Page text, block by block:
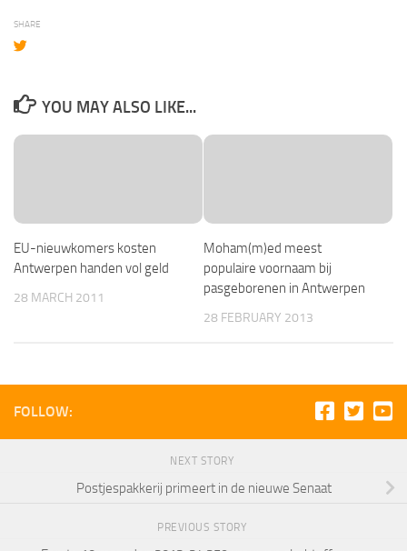
SHARE
YOU MAY ALSO LIKE...
EU-nieuwkomers kosten
Antwerpen handen vol geld
28 MARCH 2011
Moham(m)ed meest
populaire voornaam bij
pasgeborenen in Antwerpen
28 FEBRUARY 2013
FOLLOW:
NEXT STORY
Postjespakkerij primeert in de nieuwe Senaat
PREVIOUS STORY